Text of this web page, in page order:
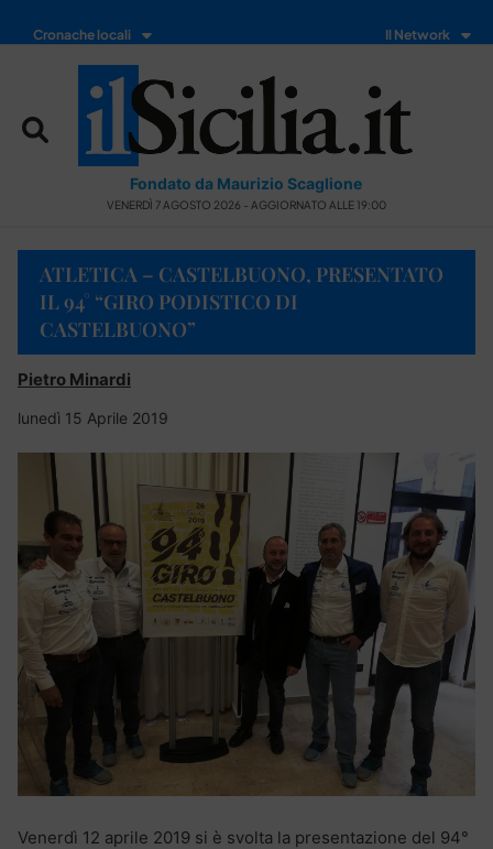
Cronache locali Il Network
Fondato da Maurizio Scaglione
VENERDÌ 7 AGOSTO 2026 - AGGIORNATO ALLE 19:00
ATLETICA – CASTELBUONO, PRESENTATO
IL 94° “GIRO PODISTICO DI
CASTELBUONO”
Pietro Minardi
lunedì 15 Aprile 2019
Venerdì 12 aprile 2019 si è svolta la presentazione del 94°